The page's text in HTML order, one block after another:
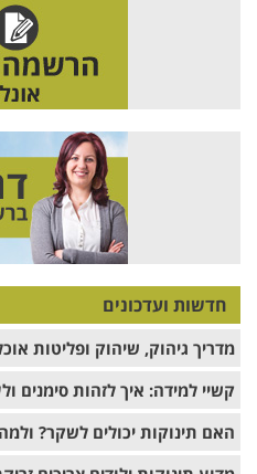
חדשות ועדכונים
מדריך גיהוק, שיהוק ופליטות
קשיי למידה: איך לזהות סימנים
האם תינוקות יכולים לשקר? ולמה